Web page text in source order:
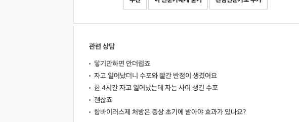
관련 상담
닿기만하면 안더럽죠
자고 일어났더니 수포와 빨간 반점이 생겼어요
한 4시간 자고 일어났는데 자는 사이 생긴 수포
괜찮죠
항바이러스제 처방은 증상 초기에 받아야 효과가 있나요?